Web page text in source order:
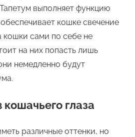
выполняет функцию
кошке свечение
кошки сами по себе не
на них попасть лишь
немедленно будут
глаза
различные оттенки, но